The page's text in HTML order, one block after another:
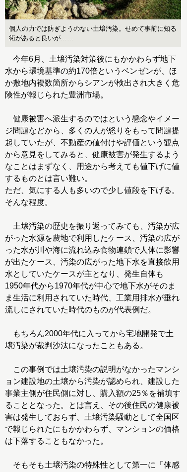
個人の力では防ぎようのない土壌汚染。せめて事前に知る
術があると良いが……
今年6月、土壌汚染対策後にもかかわらず地下
水から環境基準の約170倍というベンゼンが、ほ
か敷地内複数箇所からシアンが検出され大きく危
険性が報じられた豊洲市場。
健康被害へ派生するのではという懸念やイメー
ジ問題などから、多くの人が怒りをもって問題提
起していたが、不動産の値付けや評価という観点
から意見をしてみると、健康被害が発生するよう
なことはまずなく、用途から考えても値下げに値
するものとは言い難い。
ただ、気にする人も多いので少し値段を下げる。
そんな程度。
土壌汚染の歴史を振り返ってみても、汚染が広
がった水源を農地で利用したケース、汚染の広が
った水が川や海に流れ込み食物連鎖で人体に影響
が出たケース、汚染の広がった地下水を直接飲用
水としていたケースが主となり、発生自体も
1950年代から1970年代が中心で地下水がそのま
ま生活に利用されていた時代、工業用排水が垂れ
流しにされていた時代のものが代表例だ。
もちろん2000年代に入ってから宅地開発で土
壌汚染が裁判沙汰になったこともある。
この事例では土壌汚染の説明がなかったマンシ
ョン建設地の土壌から汚染が認められ、建設した
事業主側が住民側に対し、購入額の25％を補填す
ることとなった。とは言え、その後住民の健康被
害は発生しておらず、土壌汚染騒動として全国区
で報じられたにもかかわらず、マンションの価格
は下落することもなかった。
そもそも土壌汚染の特殊性として第一に「体感